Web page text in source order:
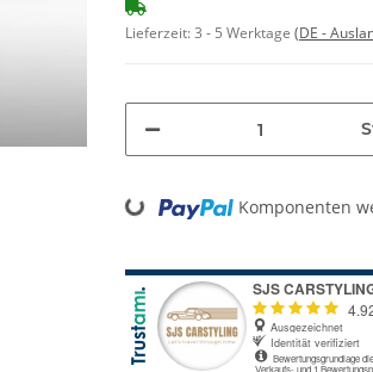
Lieferzeit:3 - 5 Werktage (DE -
Loading... Komponenten